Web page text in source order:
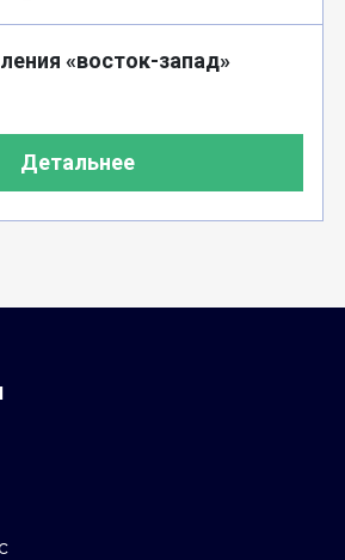
«восток-запад»
Детальнее